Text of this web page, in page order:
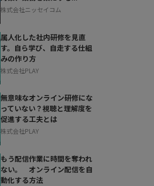
株式会社ニッセイコム
属人化した社内研修を見直
す。自ら学び、自走する仕組
みの作り方
株式会社PLAY
無意味なオンライン研修にな
っていない？視聴と理解度を
促進する工夫とは
株式会社PLAY
もう配信作業に時間を奪われ
ない。 オンライン配信を自
動化する方法